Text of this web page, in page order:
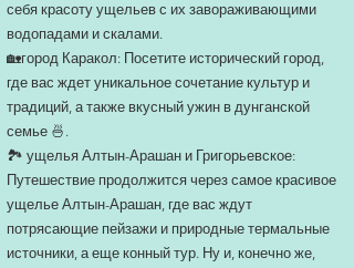
себя красоту ущельев с их завораживающими
водопадами и скалами.
🏡город Каракол: Посетите исторический город,
где вас ждет уникальное сочетание культур и
традиций, а также вкусный ужин в дунганской
семье 🍜.
🏞 ущелья Алтын-Арашан и Григорьевское:
Путешествие продолжится через самое красивое
ущелье Алтын-Арашан, где вас ждут
потрясающие пейзажи и природные термальные
источники, а еще конный тур. Ну и, конечно же,